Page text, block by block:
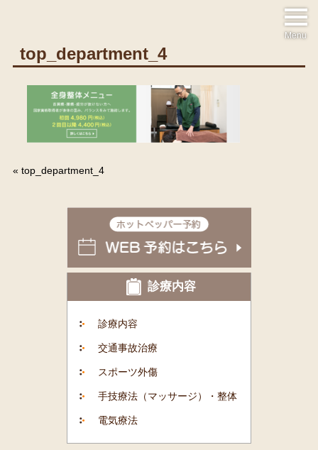
Menu
top_department_4
« top_department_4
診療内容
診療内容
交通事故治療
スポーツ外傷
手技療法（マッサージ）・整体
電気療法